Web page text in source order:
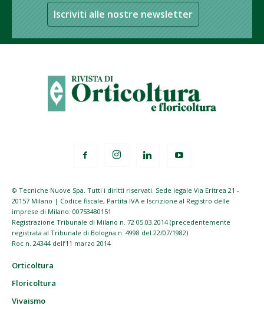
Iscriviti alle nostre newsletter
© Tecniche Nuove Spa. Tutti i diritti riservati. Sede legale Via Eritrea 21 -
20157 Milano | Codice fiscale, Partita IVA e Iscrizione al Registro delle
imprese di Milano: 00753480151
Registrazione Tribunale di Milano n. 72 05.03.2014 (precedentemente
registrata al Tribunale di Bologna n. 4998 del 22/07/1982)
Roc n. 24344 dell’11 marzo 2014
Orticoltura
Floricoltura
Vivaismo